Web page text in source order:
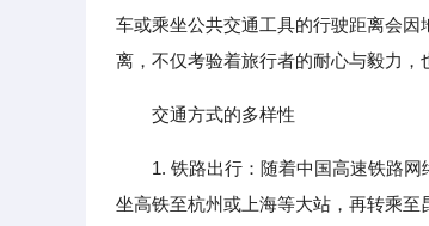
车或乘坐公共交通工具的行驶距离会
离，不仅考验着旅行者的耐心与毅力，
交通方式的多样性
1. 铁路出行：随着中国高速铁路
坐高铁至杭州或上海等大站，再转乘